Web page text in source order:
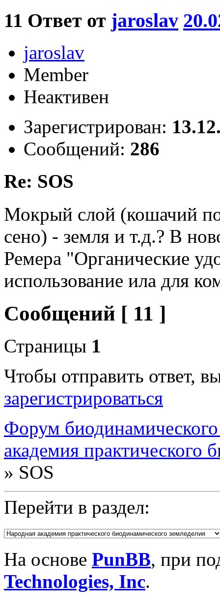
11 Ответ от jaroslav
jaroslav
Member
Неактивен
Зарегистрирован:
Сообщений: 286
Re: SOS
Мокрый слой (кошачий
сено) - земля и т.д.? В
Ремера "Органические
использование ила для
Сообщений [ 11 ]
Страницы 1
Чтобы отправить ответ,
зарегистрироваться
Форум биодинамического
академия практического
» SOS
Перейти в раздел:
На основе PunBB, при
Technologies, Inc.